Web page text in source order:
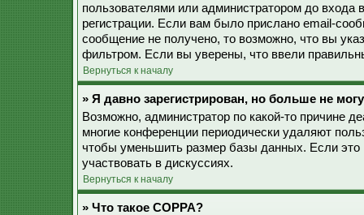
пользователями или администратором до
регистрации. Если вам было прислано email-
сообщение не получено, то возможно, что вы
фильтром. Если вы уверены, что ввели
Вернуться к началу
» Я давно зарегистрирован, но больше не
Возможно, администратор по какой-то причине
многие конференции периодически удаляют
чтобы уменьшить размер базы данных. Если это
участвовать в дискуссиях.
Вернуться к началу
» Что такое COPPA?